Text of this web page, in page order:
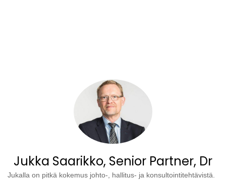
Jukka Saarikko, Senior Partner, Dr
Jukalla on pitkä kokemus johto-, hallitus- ja konsultointitehtävistä.